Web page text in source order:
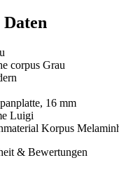
Daten
corpus Grau
16 mm
Luigi
Korpus
& Bewertungen